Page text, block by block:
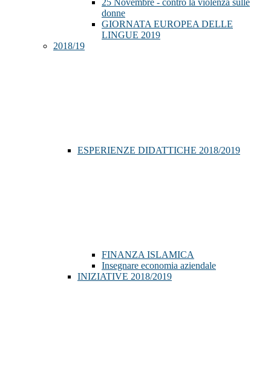
25 Novembre - contro la violenza sulle
donne
GIORNATA EUROPEA DELLE
LINGUE 2019
2018/19
ESPERIENZE DIDATTICHE 2018/2019
FINANZA ISLAMICA
Insegnare economia aziendale
INIZIATIVE 2018/2019